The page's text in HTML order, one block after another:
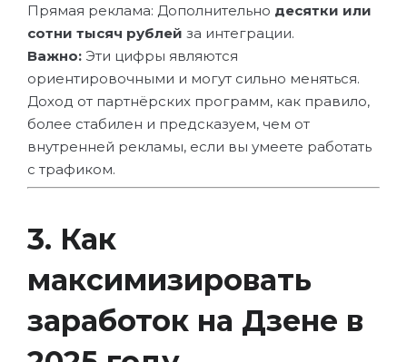
Прямая реклама: Дополнительно десятки или
сотни тысяч рублей за интеграции.
Важно: Эти цифры являются
ориентировочными и могут сильно меняться.
Доход от партнёрских программ, как правило,
более стабилен и предсказуем, чем от
внутренней рекламы, если вы умеете работать
с трафиком.
3. Как
максимизировать
заработок на Дзене в